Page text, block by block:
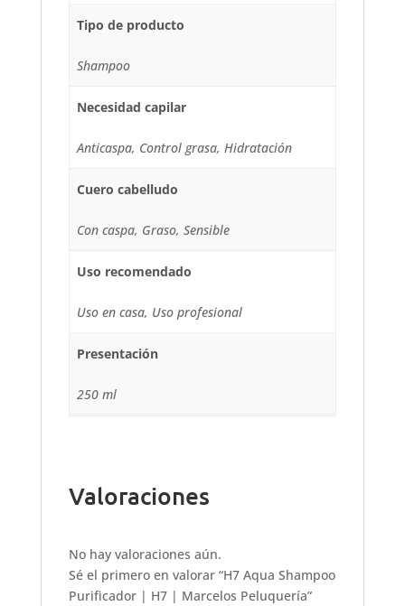
Tipo de producto
Shampoo
Necesidad capilar
Anticaspa, Control grasa, Hidratación
Cuero cabelludo
Con caspa, Graso, Sensible
Uso recomendado
Uso en casa, Uso profesional
Presentación
250 ml
Valoraciones
No hay valoraciones aún.
Sé el primero en valorar “H7 Aqua Shampoo
Purificador | H7 | Marcelos Peluquería”